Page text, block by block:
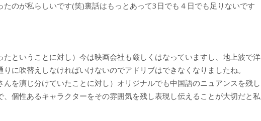
のが私らしいです(笑)裏話はもっとあって3日でも４日でも足りないです
たということに対し）今は映画会社も厳しくはなっていますし、地上波で洋
に吹替えしなければいけないのでアドリブはできなくなりましたね。
んを演じ分けていたことに対し）オリジナルでも中国語のニュアンスを残し
個性あるキャラクターをその雰囲気を残し表現し伝えることが大切だと私